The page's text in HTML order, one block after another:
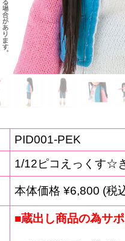
PID001-PEK
1/12ピコえっくす☆
本体価格 ¥6,800 (税
■蔵出し商品の為サ